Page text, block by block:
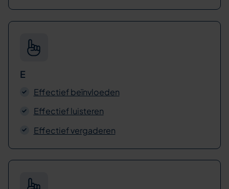
E
Effectief beïnvloeden
Effectief luisteren
Effectief vergaderen